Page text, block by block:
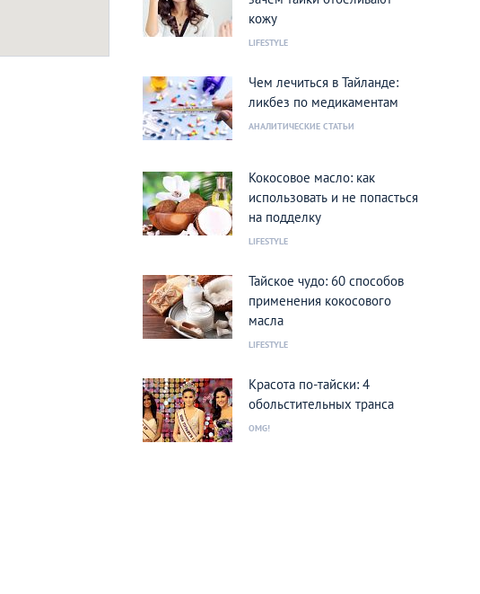
кожу
LIFESTYLE
Чем лечиться в Тайланде:
ликбез по медикаментам
АНАЛИТИЧЕСКИЕ СТАТЬИ
Кокосовое масло: как
использовать и не попасться
на подделку
LIFESTYLE
Тайское чудо: 60 способов
применения кокосового
масла
LIFESTYLE
Красота по-тайски: 4
обольстительных транса
OMG!